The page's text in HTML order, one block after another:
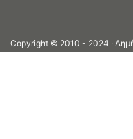
Copyright © 2010 - 2024 ·